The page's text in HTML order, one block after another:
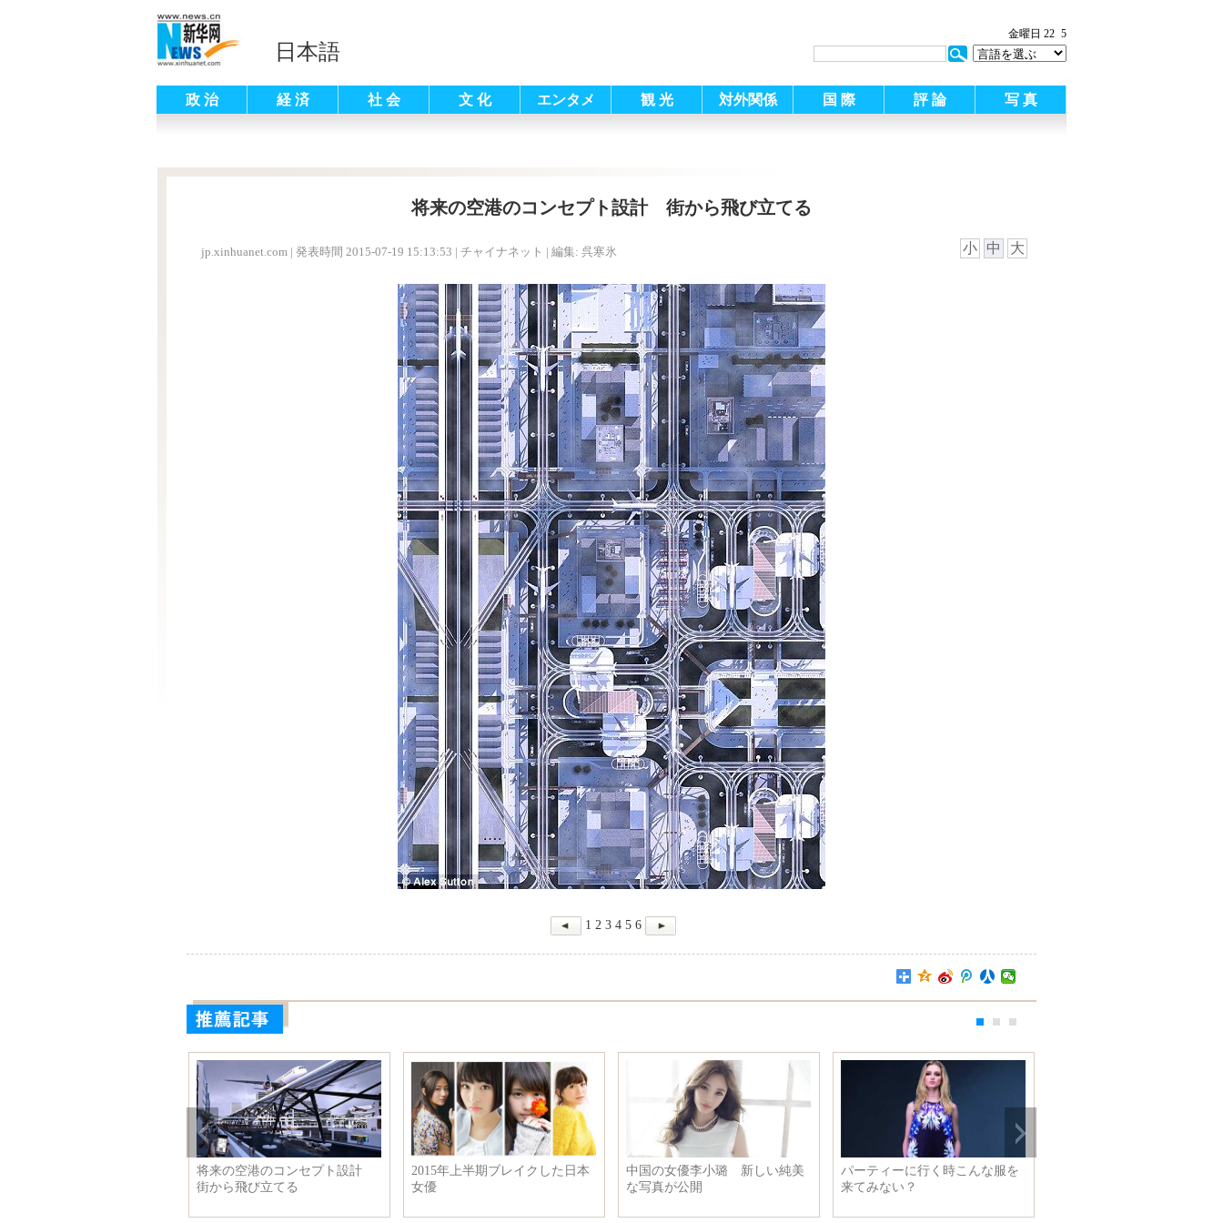
日本語
金曜日 22 5
政 治 経 済 社 会 文 化 エンタメ 観 光 対外関係 国 際 評 論 写 真
将来の空港のコンセプト設計 街から飛び立てる
jp.xinhuanet.com | 発表時間 2015-07-19 15:13:53 | チャイナネット | 編集: 呉寒氷 小 中 大
1 2 3 4 5 6
将来の空港のコンセプト設計
街から飛び立てる
2015年上半期ブレイクした日本
女優
中国の女優李小璐 新しい純美
な写真が公開
パーティーに行く時こんな服を
来てみない？